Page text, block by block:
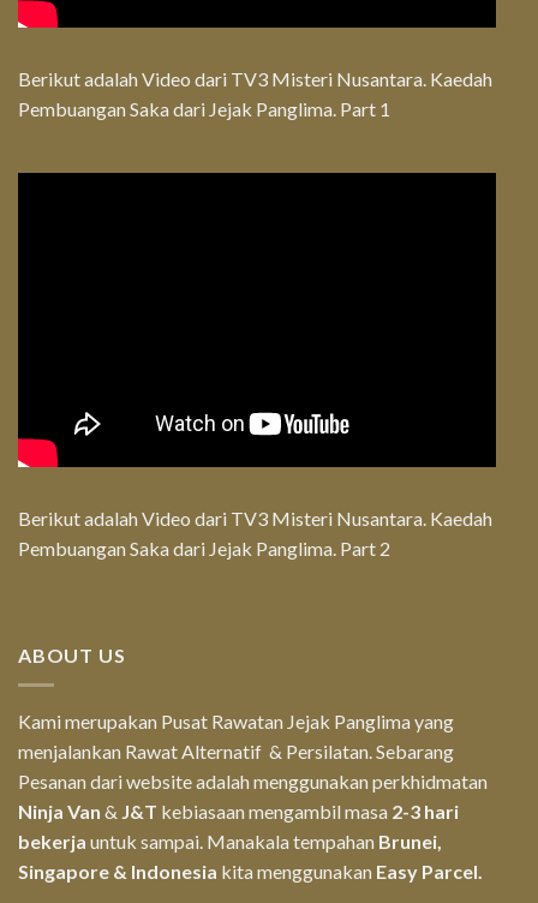
Berikut adalah Video dari TV3 Misteri Nusantara. Kaedah
Pembuangan Saka dari Jejak Panglima. Part 1
Berikut adalah Video dari TV3 Misteri Nusantara. Kaedah
Pembuangan Saka dari Jejak Panglima. Part 2
ABOUT US
Kami merupakan Pusat Rawatan Jejak Panglima yang
menjalankan Rawat Alternatif & Persilatan. Sebarang
Pesanan dari website adalah menggunakan perkhidmatan
Ninja Van & J&T kebiasaan mengambil masa 2-3 hari
bekerja untuk sampai. Manakala tempahan Brunei,
Singapore & Indonesia kita menggunakan Easy Parcel.